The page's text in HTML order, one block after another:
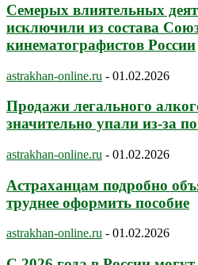
Семерых влиятельных
исключили из состава
кинематографистов России
astrakhan-online.ru - 01.02.2026
Продажи легального
значительно упали из-за
astrakhan-online.ru - 01.02.2026
Астраханцам подробно
труднее оформить пособие
astrakhan-online.ru - 01.02.2026